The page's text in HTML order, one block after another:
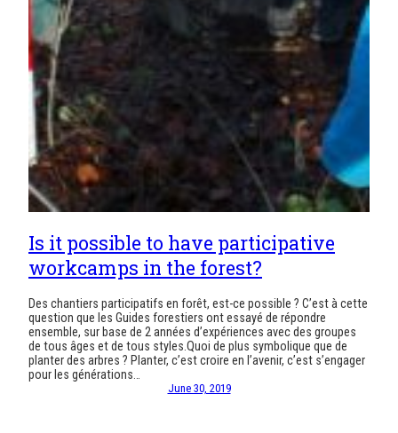
Is it possible to have participative
workcamps in the forest?
Des chantiers participatifs en forêt, est-ce possible ? C’est à cette
question que les Guides forestiers ont essayé de répondre
ensemble, sur base de 2 années d’expériences avec des groupes
de tous âges et de tous styles.Quoi de plus symbolique que de
planter des arbres ? Planter, c’est croire en l’avenir, c’est s’engager
pour les générations…
June 30, 2019